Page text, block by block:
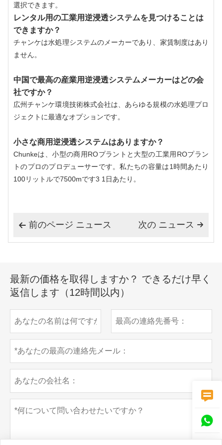
選択できます。
レンタル用の工業用逆浸透システムを見つけることは
できますか？
チャンケは水処理システムのメーカーであり、家賃制度はあり
ません。
中国で最高の産業用逆浸透システムメーカーはどの会
社ですか？
広州チャンケ環境技術株式会社は、あらゆる規模の水処理プロ
ジェクトに最適なオプションです。
小さな商用逆浸透システムはありますか？
Chunkeは、小型の商用ROプラントと大型の工業用ROプラン
トのプロのプロデューサーです。私たちの容量は1時間あたり
100リットルで7500mです3 1日あたり。
 前のページ ニュース 
次の ニュース
最新の価格を取得しますか？ できるだけ早く
返信します（12時間以内）

